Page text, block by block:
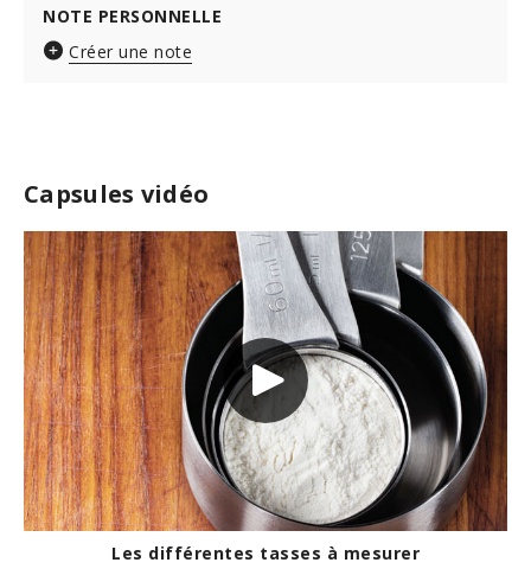
Capsules vidéo
Les différentes tasses à mesurer
NOTE PERSONNELLE
Créer une note